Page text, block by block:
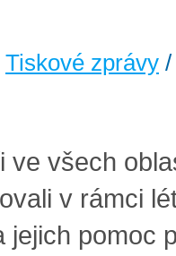
Tiskové zprávy
ve všech
v rámci
jejich pomoc